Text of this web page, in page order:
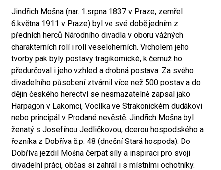
Jindřich Mošna (nar. 1.srpna 1837 v Praze, zemřel
6.května 1911 v Praze) byl ve své době jedním z
předních herců Národního divadla v oboru vážných
charakterních rolí i rolí veseloherních. Vrcholem jeho
tvorby pak byly postavy tragikomické, k čemuž ho
předurčoval i jeho vzhled a drobná postava. Za svého
divadelního působení ztvárnil více než 500 postav a do
dějin českého herectví se nesmazatelně zapsal jako
Harpagon v Lakomci, Vocílka ve Strakonickém dudákovi
nebo principál v Prodané nevěstě. Jindřich Mošna byl
ženatý s Josefínou Jedličkovou, dcerou hospodského a
řezníka z Dobříva č.p. 48 (dnešní Stará hospoda). Do
Dobříva jezdil Mošna čerpat síly a inspiraci pro svoji
divadelní práci, občas si zahrál i s místními ochotníky.